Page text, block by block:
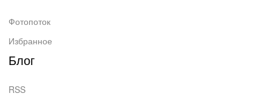
Фотопоток
Избранное
Блог
RSS